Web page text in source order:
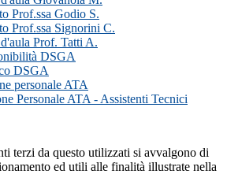
Prof.ssa Godio S.
Prof.ssa Signorini C.
Prof. Tatti A.
DSGA
DSGA
personale ATA
Personale ATA - Assistenti Tecnici
terzi da questo utilizzati si avvalgono di
ed utili alle finalità illustrate nella